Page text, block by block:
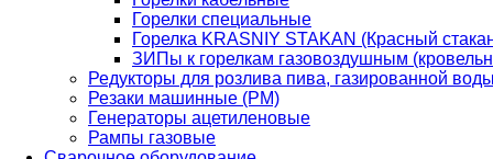
Горелки специальные
Горелка KRASNIY STAKAN (Красный
ЗИПы к горелкам газовоздушным
Редукторы для розлива пива, газированной
Резаки машинные (РМ)
Генераторы ацетиленовые
Рампы газовые